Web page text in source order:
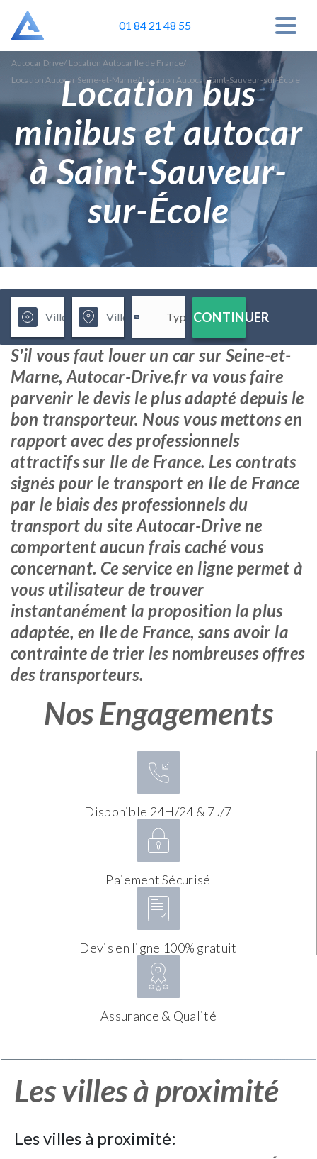
01 84 21 48 55
Autocar Drive/ Location Autocar Ile de France/
Location Autocar Seine-et-Marne/ Location Autocar Saint-Sauveur-sur-École
Location bus
minibus et autocar
à Saint-Sauveur-
sur-École
CONTINUER
S'il vous faut louer un car sur Seine-et-
Marne, Autocar-Drive.fr va vous faire
parvenir le devis le plus adapté depuis le
bon transporteur. Nous vous mettons en
rapport avec des professionnels
attractifs sur Ile de France. Les contrats
signés pour le transport en Ile de France
par le biais des professionnels du
transport du site Autocar-Drive ne
comportent aucun frais caché vous
concernant. Ce service en ligne permet à
vous utilisateur de trouver
instantanément la proposition la plus
adaptée, en Ile de France, sans avoir la
contrainte de trier les nombreuses offres
des transporteurs.
Nos Engagements
Disponible 24H/24 & 7J/7
Paiement Sécurisé
Devis en ligne 100% gratuit
Assurance & Qualité
Les villes à proximité
Les villes à proximité: